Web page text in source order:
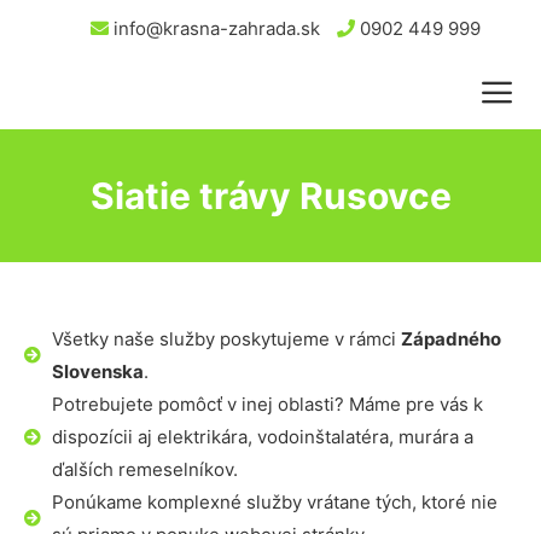
info@krasna-zahrada.sk 0902 449 999
Siatie trávy Rusovce
Všetky naše služby poskytujeme v rámci Západného
Slovenska.
Potrebujete pomôcť v inej oblasti? Máme pre vás k
dispozícii aj elektrikára, vodoinštalatéra, murára a
ďalších remeselníkov.
Ponúkame komplexné služby vrátane tých, ktoré nie